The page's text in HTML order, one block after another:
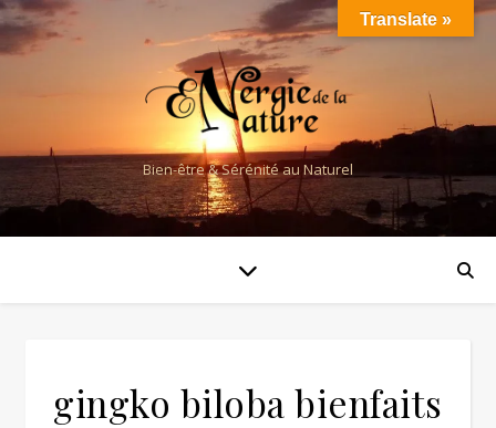
Bien-être & Sérénité au Naturel
gingko biloba bienfaits
Translate »